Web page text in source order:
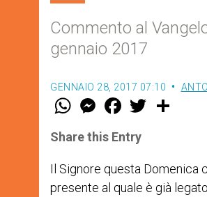
Commento al
gennaio 2017
GENNAIO 28, 2017 07:10
W
t
s
p
p
M
e
s
e
g
e
r
F
a
e
b
o
k
w
r
Share this Entry
Il Signore questa Domenica
presente al quale è già